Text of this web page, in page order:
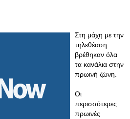
Στη μάχη με την
τηλεθέαση
βρέθηκαν όλα
τα κανάλια στην
πρωινή ζώνη.
Οι
περισσότερες
πρωινές